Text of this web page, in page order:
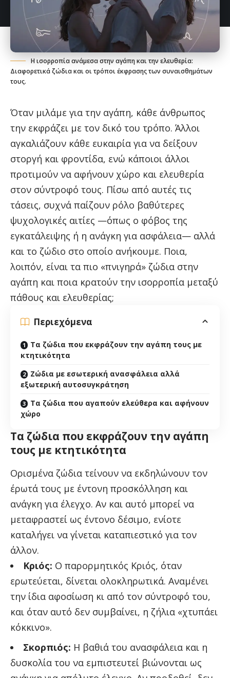
Η ισορροπία ανάμεσα στην αγάπη και την ελευθερία:
Διαφορετικά ζώδια και οι τρόποι έκφρασης των συναισθημάτων
τους.
Όταν μιλάμε για την αγάπη, κάθε άνθρωπος
την εκφράζει με τον δικό του τρόπο. Άλλοι
αγκαλιάζουν κάθε ευκαιρία για να δείξουν
στοργή και φροντίδα, ενώ κάποιοι άλλοι
προτιμούν να αφήνουν χώρο και ελευθερία
στον σύντροφό τους. Πίσω από αυτές τις
τάσεις, συχνά παίζουν ρόλο βαθύτερες
ψυχολογικές αιτίες —όπως ο φόβος της
εγκατάλειψης ή η ανάγκη για ασφάλεια— αλλά
και το ζώδιο στο οποίο ανήκουμε. Ποια,
λοιπόν, είναι τα πιο «πνιγηρά» ζώδια στην
αγάπη και ποια κρατούν την ισορροπία μεταξύ
πάθους και ελευθερίας;
Περιεχόμενα
Τα ζώδια που εκφράζουν την αγάπη τους με
κτητικότητα
Ζώδια με εσωτερική ανασφάλεια αλλά
εξωτερική αυτοσυγκράτηση
Τα ζώδια που αγαπούν ελεύθερα και αφήνουν
χώρο
Τα ζώδια που εκφράζουν την αγάπη
τους με κτητικότητα
Ορισμένα ζώδια τείνουν να εκδηλώνουν τον
έρωτά τους με έντονη προσκόλληση και
ανάγκη για έλεγχο. Αν και αυτό μπορεί να
μεταφραστεί ως έντονο δέσιμο, ενίοτε
καταλήγει να γίνεται καταπιεστικό για τον
άλλον.
Κριός: Ο παρορμητικός Κριός, όταν
ερωτεύεται, δίνεται ολοκληρωτικά. Αναμένει
την ίδια αφοσίωση κι από τον σύντροφό του,
και όταν αυτό δεν συμβαίνει, η ζήλια «χτυπάει
κόκκινο».
Σκορπιός: Η βαθιά του ανασφάλεια και η
δυσκολία του να εμπιστευτεί βιώνονται ως